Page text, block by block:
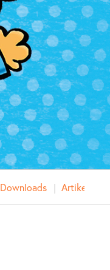
Downloads Artikelen